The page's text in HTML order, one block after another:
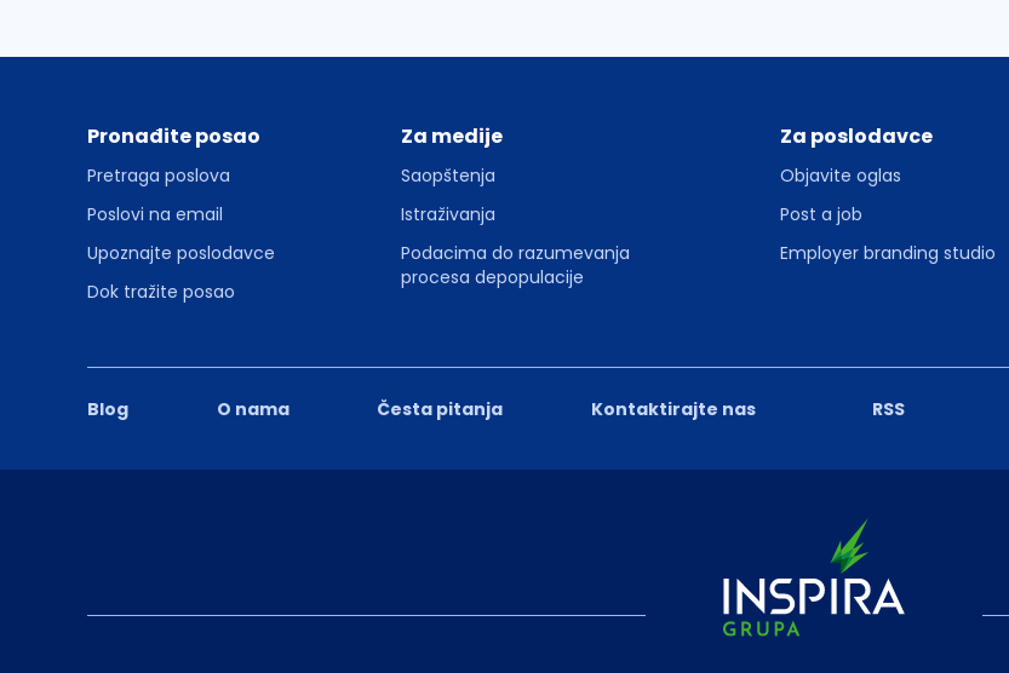
Blog O nama Česta pitanja Kontaktirajte nas RSS
Pronađite posao
Pretraga poslova
Poslovi na email
Upoznajte poslodavce
Dok tražite posao
Za medije
Saopštenja
Istraživanja
Podacima do razumevanja
procesa depopulacije
Za poslodavce
Objavite oglas
Post a job
Employer branding studio